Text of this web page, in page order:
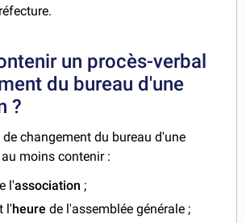
un procès-verbal
du bureau d'une
?
de changement du bureau d'une
moins contenir :
l'association ;
l'heure de l'assemblée générale ;